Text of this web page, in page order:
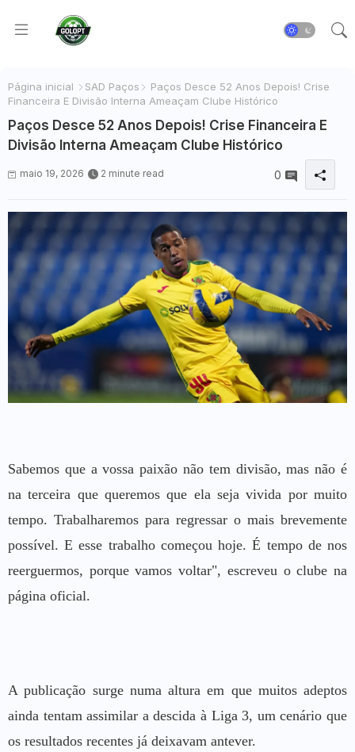
Página inicial SAD Paços
Paços Desce 52 Anos Depois! Crise
Financeira E Divisão Interna Ameaçam Clube Histórico
Paços Desce 52 Anos Depois! Crise Financeira E
Divisão Interna Ameaçam Clube Histórico
maio 19, 2026 2 minute read 0
Sabemos que a vossa paixão não tem divisão, mas não é
na terceira que queremos que ela seja vivida por muito
tempo. Trabalharemos para regressar o mais brevemente
possível. E esse trabalho começou hoje. É tempo de nos
reerguermos, porque vamos voltar", escreveu o clube na
página oficial.
A publicação surge numa altura em que muitos adeptos
ainda tentam assimilar a descida à Liga 3, um cenário que
os resultados recentes já deixavam antever.